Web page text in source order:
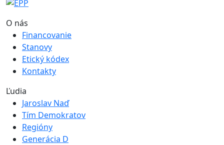
O nás
Financovanie
Stanovy
Etický kódex
Kontakty
Ľudia
Jaroslav Naď
Tím Demokratov
Regióny
Generácia D